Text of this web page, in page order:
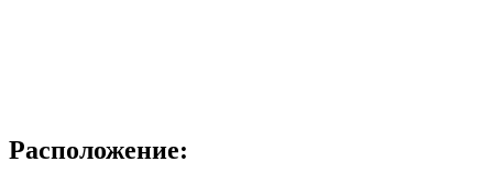
Расположение: